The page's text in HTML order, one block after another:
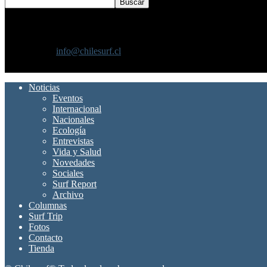
info@chilesurf.cl
Noticias
Eventos
Internacional
Nacionales
Ecología
Entrevistas
Vida y Salud
Novedades
Sociales
Surf Report
Archivo
Columnas
Surf Trip
Fotos
Contacto
Tienda